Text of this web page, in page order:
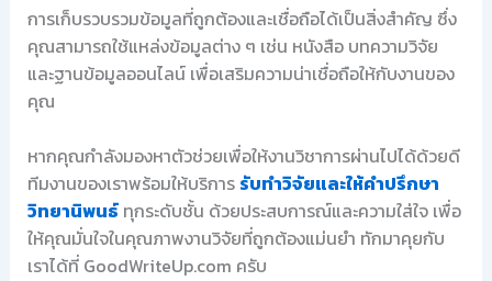
การเก็บรวบรวมข้อมูลที่ถูกต้องและเชื่อถือได้เป็นสิ่งสำคัญ ซึ่ง
คุณสามารถใช้แหล่งข้อมูลต่าง ๆ เช่น หนังสือ บทความวิจัย
และฐานข้อมูลออนไลน์ เพื่อเสริมความน่าเชื่อถือให้กับงานของ
คุณ
หากคุณกำลังมองหาตัวช่วยเพื่อให้งานวิชาการผ่านไปได้ด้วยดี
ทีมงานของเราพร้อมให้บริการ รับทำวิจัยและให้คำปรึกษา
วิทยานิพนธ์ทุกระดับชั้น ด้วยประสบการณ์และความใส่ใจ เพื่อ
ให้คุณมั่นใจในคุณภาพงานวิจัยที่ถูกต้องแม่นยำ ทักมาคุยกับ
เราได้ที่ GoodWriteUp.com ครับ